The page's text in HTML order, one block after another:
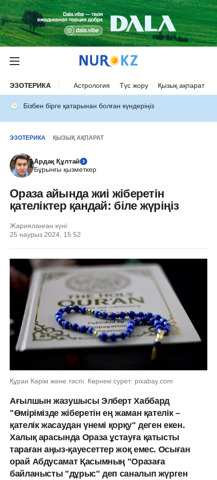
ЭЗОТЕРИКА Астрология Түс жору Қызық ақпарат
Бізбен бірге қатарынан болған күндеріңіз
ЭЗОТЕРИКА ҚЫЗЫҚ АҚПАРАТ
Ардақ Құлтай
Бұрынғы қызметкер
Ораза айында жиі жіберетін
қателіктер қандай: біле жүріңіз
Жарияланған күні:
25 наурыз 2024, 15:52
Құран Кәрім және тәспі. Көрнекі сурет: pixabay.com
Ағылшын жазушысы Элберт Хаббард
"Өмірімізде жіберетін ең жаман қателік –
қателік жасаудан үнемі қорқу" деген екен.
Халық арасында Ораза ұстауға қатысты
тараған аңыз-қауесеттер жоқ емес. Осыған
орай Абдусамат Қасымның "Оразаға
байланысты "дұрыс" деп саналып жүрген